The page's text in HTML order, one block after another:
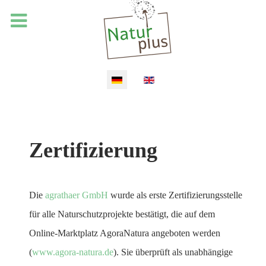
Zertifizierung
Die agrathaer GmbH wurde als erste Zertifizierungsstelle
für alle Naturschutzprojekte bestätigt, die auf dem
Online-Marktplatz AgoraNatura angeboten werden
(www.agora-natura.de). Sie überprüft als unabhängige